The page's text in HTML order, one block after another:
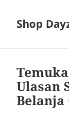
Shop
Ulasan
Belanja